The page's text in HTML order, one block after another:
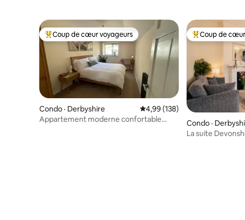
Coup de cœur voyageurs parmi les plus aimés
Coup de cœur voyageurs
Condo · Derbyshire Note moyenne de 4,99 sur 5,
4,99 (138)
Appartement moderne confortable
Coup de cœur
Coup de
Condo ·
La suite